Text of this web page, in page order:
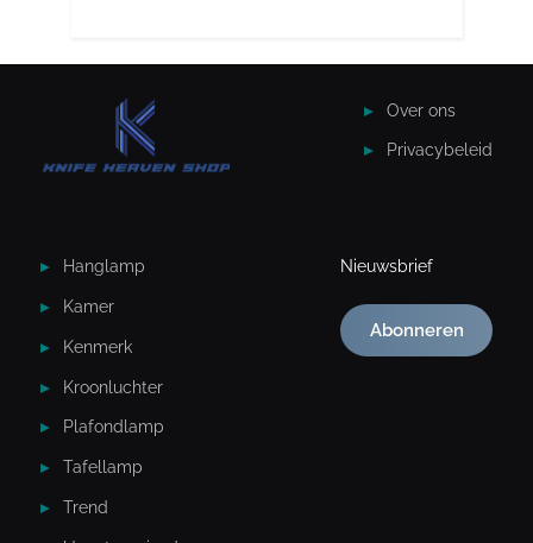
Over ons
Privacybeleid
Hanglamp
Kamer
Kenmerk
Kroonluchter
Plafondlamp
Tafellamp
Trend
Nieuwsbrief
Abonneren